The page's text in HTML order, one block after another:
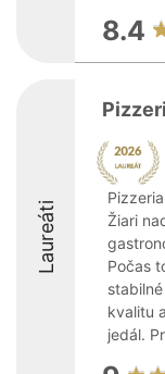
8.4
Laureáti
Žiari
Počas
kvalitu
jedál.